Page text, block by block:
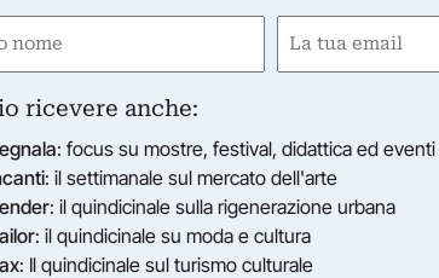
criptate per navigatori astrali di
allo sguardo ma incombenti,
di spilli, in attesa del soffio che,
Un suono latente che possiede
Un suono soave che si fa parola
accade.
Email
ricevere anche:
: focus su mostre, festival, didattica ed
: il settimanale sul mercato dell'arte
: il quindicinale sulla rigenerazione urbana
: il quindicinale su moda e cultura
: Il quindicinale sul turismo culturale